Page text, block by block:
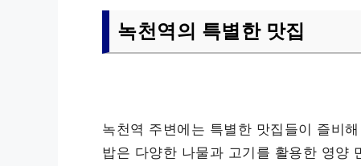
녹천역의 특별한 맛집
녹천역 주변에는 특별한 맛집들이 즐비
밥은 다양한 나물과 고기를 활용한 영양